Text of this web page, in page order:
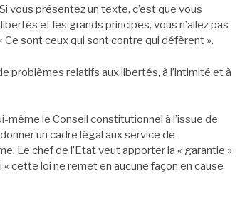
vous présentez un texte, c’est que vous
et les grands principes, vous n’allez pas
sont ceux qui sont contre qui défèrent ».
problèmes relatifs aux libertés, à l’intimité et à
même le Conseil constitutionnel à l’issue de
un cadre légal aux service de
Le chef de l’Etat veut apporter la « garantie »
cette loi ne remet en aucune façon en cause